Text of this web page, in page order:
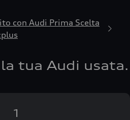
con Audi Prima Scelta
tua Audi usata.
1